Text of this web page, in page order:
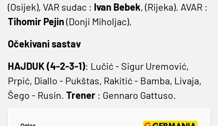
(Osijek), VAR sudac : Ivan Bebek, (Rijeka). AVAR :
Tihomir Pejin (Donji Miholjac).
Očekivani sastav
HAJDUK (4-2-3-1): Lučić - Sigur Uremović,
Prpić, Diallo - Pukštas, Rakitić - Bamba, Livaja,
Šego - Rusin. Trener : Gennaro Gattuso.